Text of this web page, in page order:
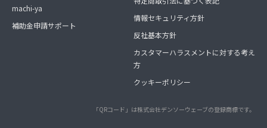
machi-ya
補助金申請サポート
情報セキュリティ方針
反社基本方針
カスタマーハラスメントに対する考え
方
クッキーポリシー
「QRコード」は株式会社デンソーウェーブの登録商標です。